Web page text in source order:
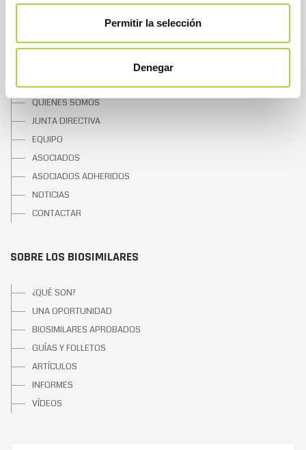
Permitir la selección
Denegar
QUIÉNES SOMOS
JUNTA DIRECTIVA
EQUIPO
ASOCIADOS
ASOCIADOS ADHERIDOS
NOTICIAS
CONTACTAR
SOBRE LOS BIOSIMILARES
¿QUÉ SON?
UNA OPORTUNIDAD
BIOSIMILARES APROBADOS
GUÍAS Y FOLLETOS
ARTÍCULOS
INFORMES
VÍDEOS